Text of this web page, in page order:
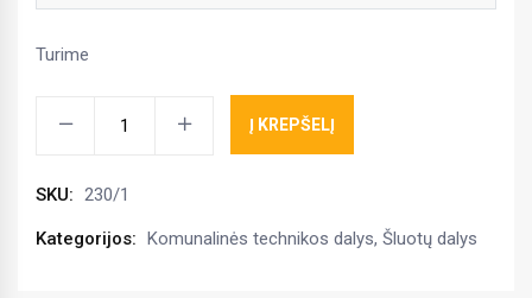
Turime
viršutinė
Talex
Į KREPŠELĮ
SKU: 230/1
Kategorijos: Komunalinės technikos dalys, Šluotų dalys